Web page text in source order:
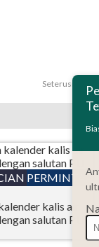
Seterusnya:
kalis air
salutan PU